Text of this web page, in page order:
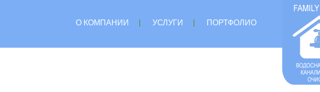
О КОМПАНИИ УСЛУГИ ПОРТФОЛИО